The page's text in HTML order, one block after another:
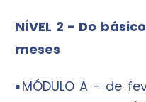
NÍVEL 2 - Do
meses
▪️MÓDULO A - de